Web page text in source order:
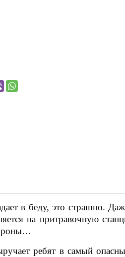
в беду, это страшно.
на притравочную
ребят в самый